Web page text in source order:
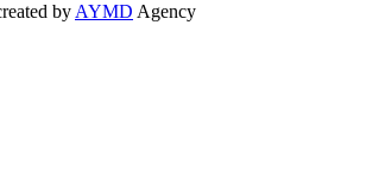
by AYMD Agency